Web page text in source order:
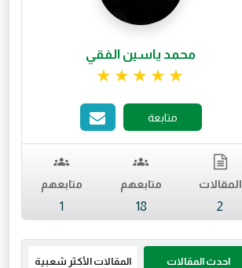
محمد ياسين الفقي
تقييم 5 من 5.
متابعة
المقالات
2
متابعهم
18
متابعهم
1
احدث المقالات المقالات الأكثر شعبية